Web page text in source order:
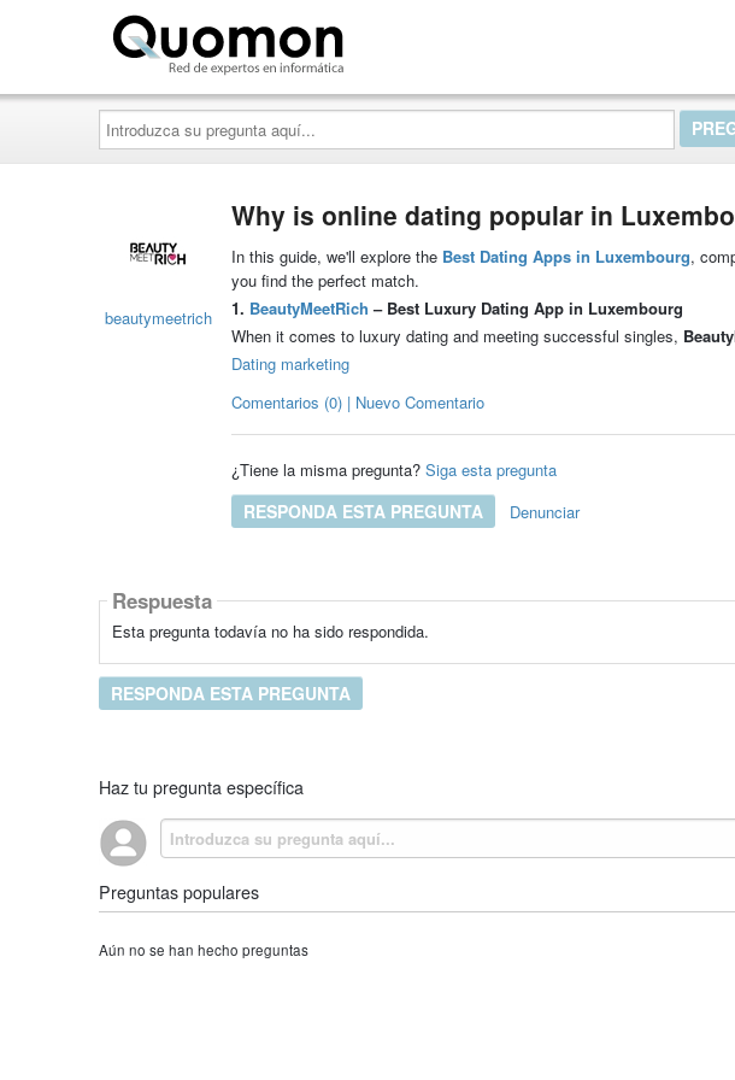
Introduzca
su
pregunta
aquí...
beautymeetrich
Why is online dating popular in
In this guide, we'll explore the Best Dating Apps in Luxembourg,
you find the perfect match.
1. BeautyMeetRich – Best Luxury Dating App in Luxembourg
When it comes to luxury dating and meeting successful singles,
Dating marketing
Comentarios (0) | Nuevo Comentario
¿Tiene la misma pregunta? Siga esta pregunta
RESPONDA ESTA PREGUNTA Denunciar
Respuesta
Esta pregunta todavía no ha sido respondida.
RESPONDA ESTA PREGUNTA
Haz tu pregunta específica
Preguntas populares
Aún no se han hecho preguntas